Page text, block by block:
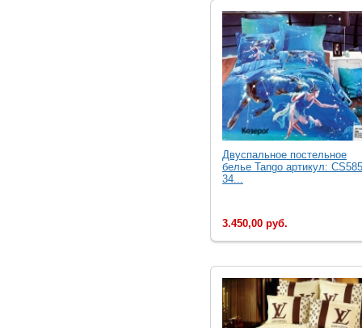
Двуcпальное постельное
белье Tango артикул:
34...
3.450,00 руб.